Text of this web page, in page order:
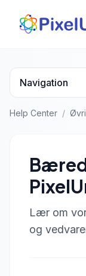
Navigation
Help Center /
Lær om
og